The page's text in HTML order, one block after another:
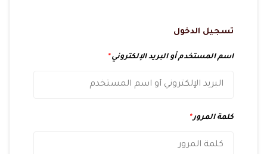
تسجيل الدخول
اسم المستخدم أو البريد الإلكتروني*
كلمة المرور*